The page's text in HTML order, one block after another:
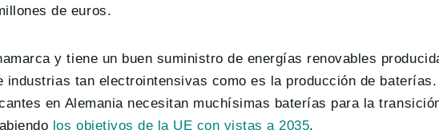
de euros.
y tiene un buen suministro de energías renovables
industrias tan electrointensivas como es la producción de
en Alemania necesitan muchísimas baterías para la
los objetivos de la UE con vistas a 2035.